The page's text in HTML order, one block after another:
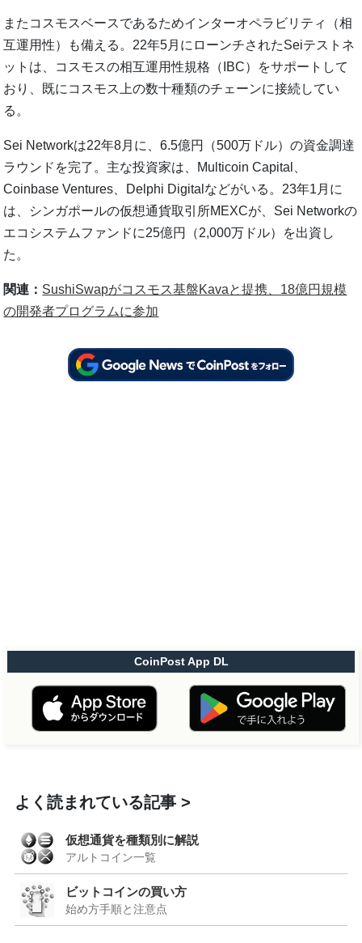
またコスモスベースであるためインターオペラビリティ（相
互運用性）も備える。22年5月にローンチされたSeiテストネ
ットは、コスモスの相互運用性規格（IBC）をサポートして
おり、既にコスモス上の数十種類のチェーンに接続してい
る。
Sei Networkは22年8月に、6.5億円（500万ドル）の資金調達
ラウンドを完了。主な投資家は、Multicoin Capital、
Coinbase Ventures、Delphi Digitalなどがいる。23年1月に
は、シンガポールの仮想通貨取引所MEXCが、Sei Networkの
エコシステムファンドに25億円（2,000万ドル）を出資し
た。
関連： SushiSwapがコスモス基盤Kavaと提携、18億円規模
の開発者プログラムに参加
CoinPost App DL
よく読まれている記事
仮想通貨を種類別に解説
アルトコイン一覧
ビットコインの買い方
始め方手順と注意点